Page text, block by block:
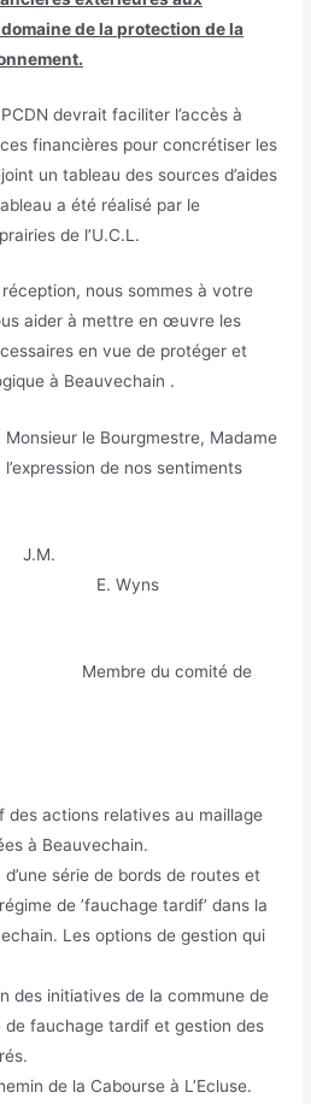
de la protection de la
devrait faciliter l’accès à
financières pour concrétiser les
un tableau des sources d’aides
a été réalisé par le
de l’U.C.L.
nous sommes à votre
aider à mettre en œuvre les
en vue de protéger et
à Beauvechain .
Monsieur le Bourgmestre, Madame
de nos sentiments
Wyns
du comité de
des actions relatives au maillage
à Beauvechain.
série de bords de routes et
de ’fauchage tardif’ dans la
Les options de gestion qui
des initiatives de la commune de
de fauchage tardif et gestion des
de la Cabourse à L’Ecluse.